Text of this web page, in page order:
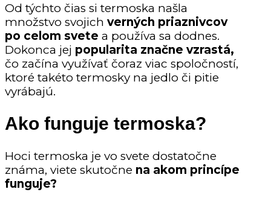
Od týchto čias si termoska našla
množstvo svojich verných priaznivcov
po celom svete a používa sa dodnes.
Dokonca jej popularita značne vzrastá,
čo začína využívať čoraz viac spoločností,
ktoré takéto termosky na jedlo či pitie
vyrábajú.
Ako funguje termoska?
Hoci termoska je vo svete dostatočne
známa, viete skutočne na akom princípe
funguje?